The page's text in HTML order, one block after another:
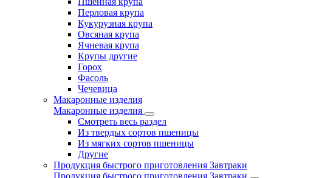
Перловая крупа
Кукурузная крупа
Овсяная крупа
Ячневая крупа
Крупы другие
Горох
Фасоль
Чечевица
Макаронные изделия
Макаронные изделия
Смотреть весь раздел
Из твердых сортов пшеницы
Из мягких сортов пшеницы
Другие
Продукция быстрого приготовления Завтраки
Продукция быстрого приготовления Завтраки